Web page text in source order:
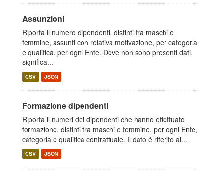
Assunzioni
Riporta il numero dipendenti, distinti tra maschi e
femmine, assunti con relativa motivazione, per categoria
e qualifica, per ogni Ente. Dove non sono presenti dati,
significa...
CSV JSON
Formazione dipendenti
Riporta il numeri dei dipendenti che hanno effettuato
formazione, distinti tra maschi e femmine, per ogni Ente,
categoria e qualifica contrattuale. Il dato é riferito al...
CSV JSON